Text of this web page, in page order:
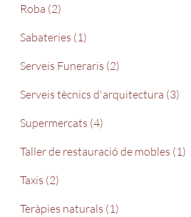
Roba (2)
Sabateries (1)
Serveis Funeraris (2)
Serveis tècnics d'arquitectura (3)
Supermercats (4)
Taller de restauració de mobles (1)
Taxis (2)
Teràpies naturals (1)